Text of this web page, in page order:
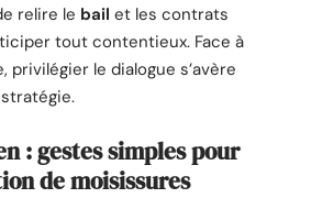
relire le bail et les contrats
tout contentieux. Face à
le dialogue s’avère
: gestes simples pour
de moisissures